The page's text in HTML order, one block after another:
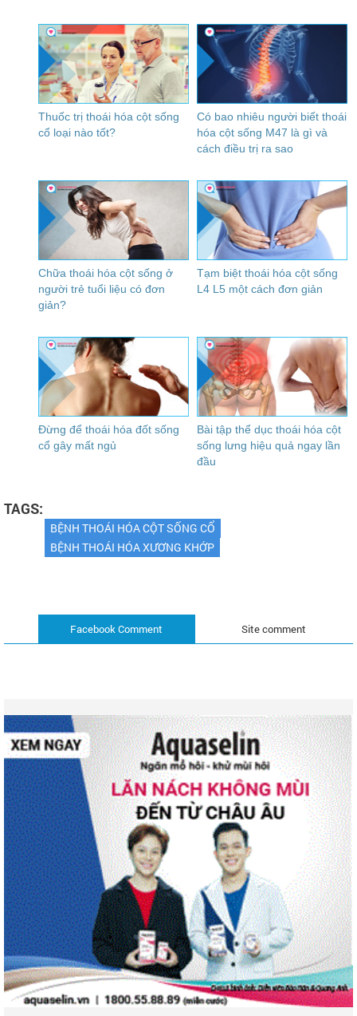
Thuốc trị thoái hóa cột sống
cổ loại nào tốt?
Có bao nhiêu người biết thoái
hóa cột sống M47 là gì và
cách điều trị ra sao
Chữa thoái hóa cột sống ở
người trẻ tuổi liệu có đơn
giản?
Tạm biệt thoái hóa cột sống
L4 L5 một cách đơn giản
Đừng để thoái hóa đốt sống
cổ gây mất ngủ
Bài tập thể dục thoái hóa cột
sống lưng hiệu quả ngay lần
đầu
TAGS:
BỆNH THOÁI HÓA CỘT SỐNG CỔ
BỆNH THOÁI HÓA XƯƠNG KHỚP
Site comment
Facebook Comment